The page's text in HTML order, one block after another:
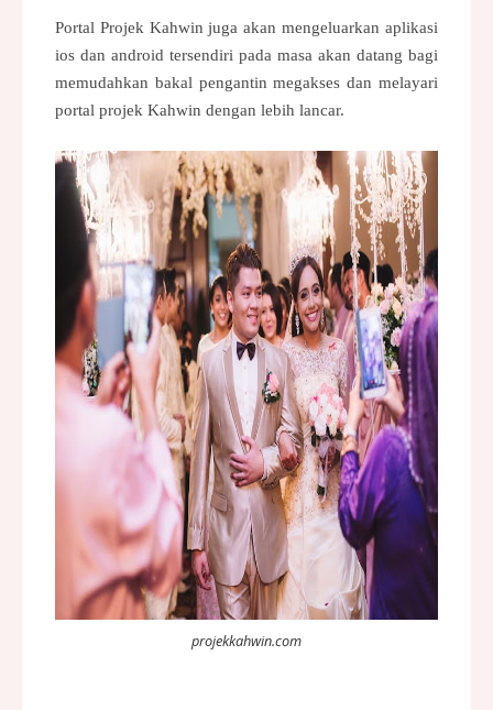
Portal Projek Kahwin juga akan mengeluarkan aplikasi
ios dan android tersendiri pada masa akan datang bagi
memudahkan bakal pengantin megakses dan melayari
portal projek Kahwin dengan lebih lancar.
projekkahwin.com